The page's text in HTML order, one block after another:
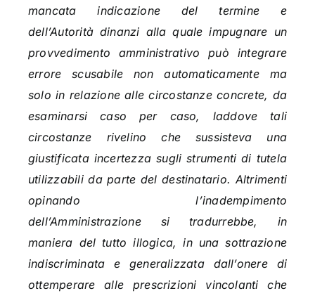
mancata indicazione del termine e
dell’Autorità dinanzi alla quale impugnare un
provvedimento amministrativo può integrare
errore scusabile non automaticamente ma
solo in relazione alle circostanze concrete, da
esaminarsi caso per caso, laddove tali
circostanze rivelino che sussisteva una
giustificata incertezza sugli strumenti di tutela
utilizzabili da parte del destinatario. Altrimenti
opinando l’inadempimento
dell’Amministrazione si tradurrebbe, in
maniera del tutto illogica, in una sottrazione
indiscriminata e generalizzata dall’onere di
ottemperare alle prescrizioni vincolanti che